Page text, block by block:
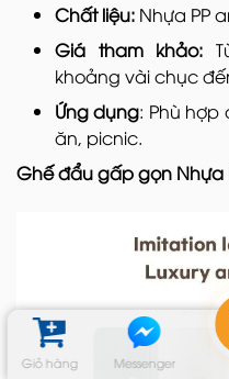
Giỏ hàng Messenger
Chất liệu: Nhựa PP
Giá tham khảo:
khoảng vài chục
Ứng dụng: Phù
ăn, picnic.
Ghế đẩu gấp gọn Nhựa